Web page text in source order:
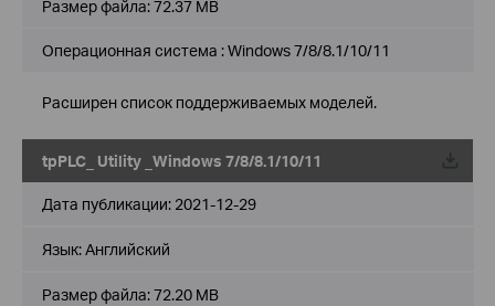
Размер файла:72.37 MB
Операционная система : Windows 7/8/8.1/10/11
Расширен список поддерживаемых моделей.
tpPLC_ Utility _Windows 7/8/8.1/10/11
Дата публикации: 2021-12-29
Язык:Английский
Размер файла:72.20 MB